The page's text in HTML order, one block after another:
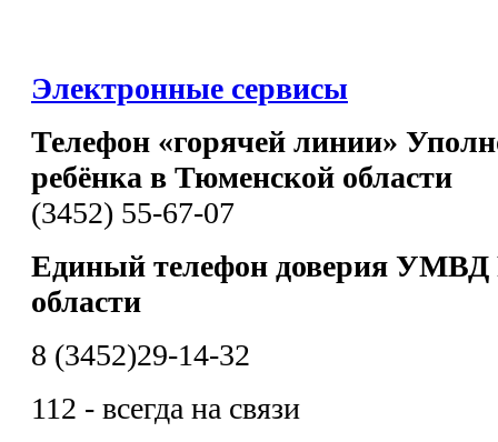
Электронные сервисы
Телефон «горячей линии»
ребёнка в Тюменской области
(3452) 55-67-07
Единый телефон доверия УМВД
области
8 (3452)29-14-32
112 - всегда на связи